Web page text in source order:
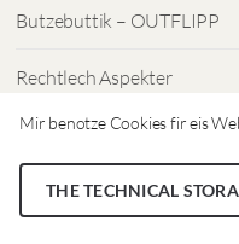
Mir benotze Cookies fir eis
THE TECHNICAL
Butzebuttik – OUTFLIPP
Rechtlech Aspekter
Dateschutz